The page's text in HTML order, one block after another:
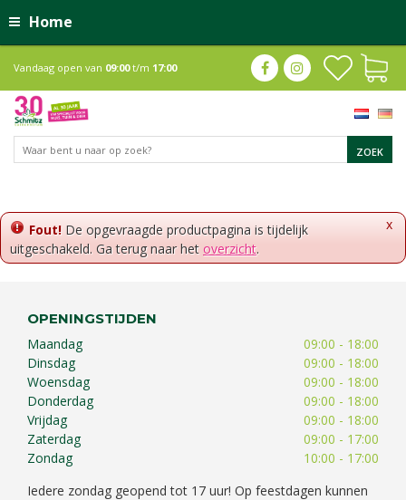
Home
Vandaag open van 09:00t/m 17:00
x
Fout! De opgevraagde productpagina is tijdelijk
uitgeschakeld. Ga terug naar het overzicht.
OPENINGSTIJDEN
Maandag
09:00 - 18:00
Dinsdag
09:00 - 18:00
Woensdag
09:00 - 18:00
Donderdag
09:00 - 18:00
Vrijdag
09:00 - 18:00
Zaterdag
09:00 - 17:00
Zondag
10:00 - 17:00
Iedere zondag geopend tot 17 uur! Op feestdagen kunnen